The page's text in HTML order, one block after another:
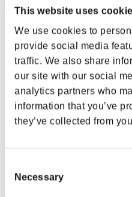
This website uses
We use cookies to
provide social media
traffic. We also share
our site with our social
analytics partners who
information that you’ve
they’ve collected from
Selection
Necessary
Per conseguimento
Liv. personaggio: 40 o
Munizioni
Liv. personaggio: 30 o
Carnefice
Lv.4
Liv. personaggio: 20 o